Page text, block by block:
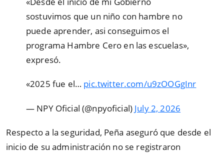
sostuvimos que un niño con hambre no
puede aprender, asi conseguimos el
programa Hambre Cero en las escuelas»,
expresó.
«2025 fue el… pic.twitter.com/u9zOOGgInr
— NPY Oficial (@npyoficial) July 2, 2026
Respecto a la seguridad, Peña aseguró que desde el
inicio de su administración no se registraron